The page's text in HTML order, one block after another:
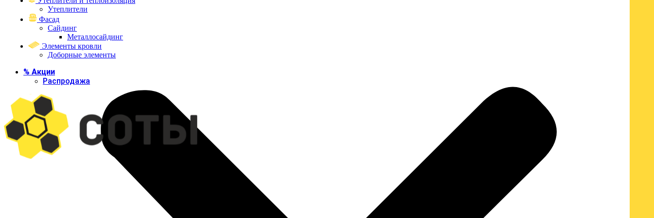
Утеплители
Фасад
Сайдинг
Металлосайдинг
Элементы кровли
Доборные элементы
% Акции
Распродажа